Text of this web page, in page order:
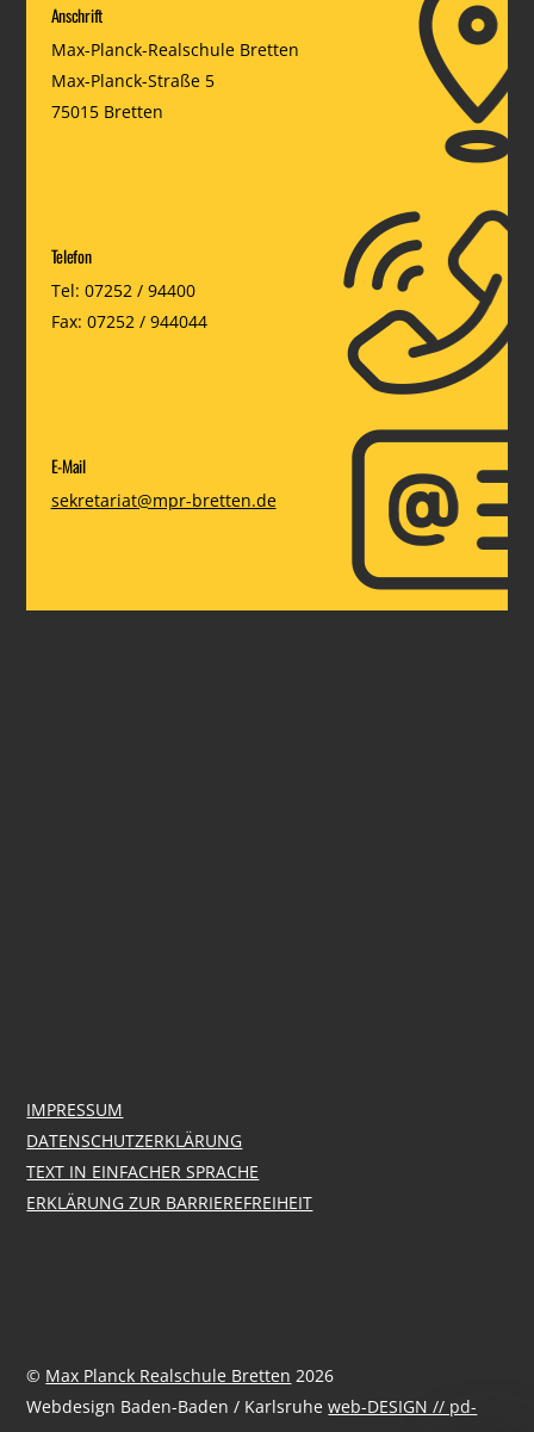
Anschrift
Max-Planck-Realschule Bretten
Max-Planck-Straße 5
75015 Bretten
Telefon
Tel: 07252 / 94400
Fax: 07252 / 944044
E-Mail
sekretariat@mpr-bretten.de
IMPRESSUM
DATENSCHUTZERKLÄRUNG
TEXT IN EINFACHER SPRACHE
ERKLÄRUNG ZUR BARRIEREFREIHEIT
© Max Planck Realschule Bretten 2026
Webdesign Baden-Baden / Karlsruheweb-DESIGN // pd-